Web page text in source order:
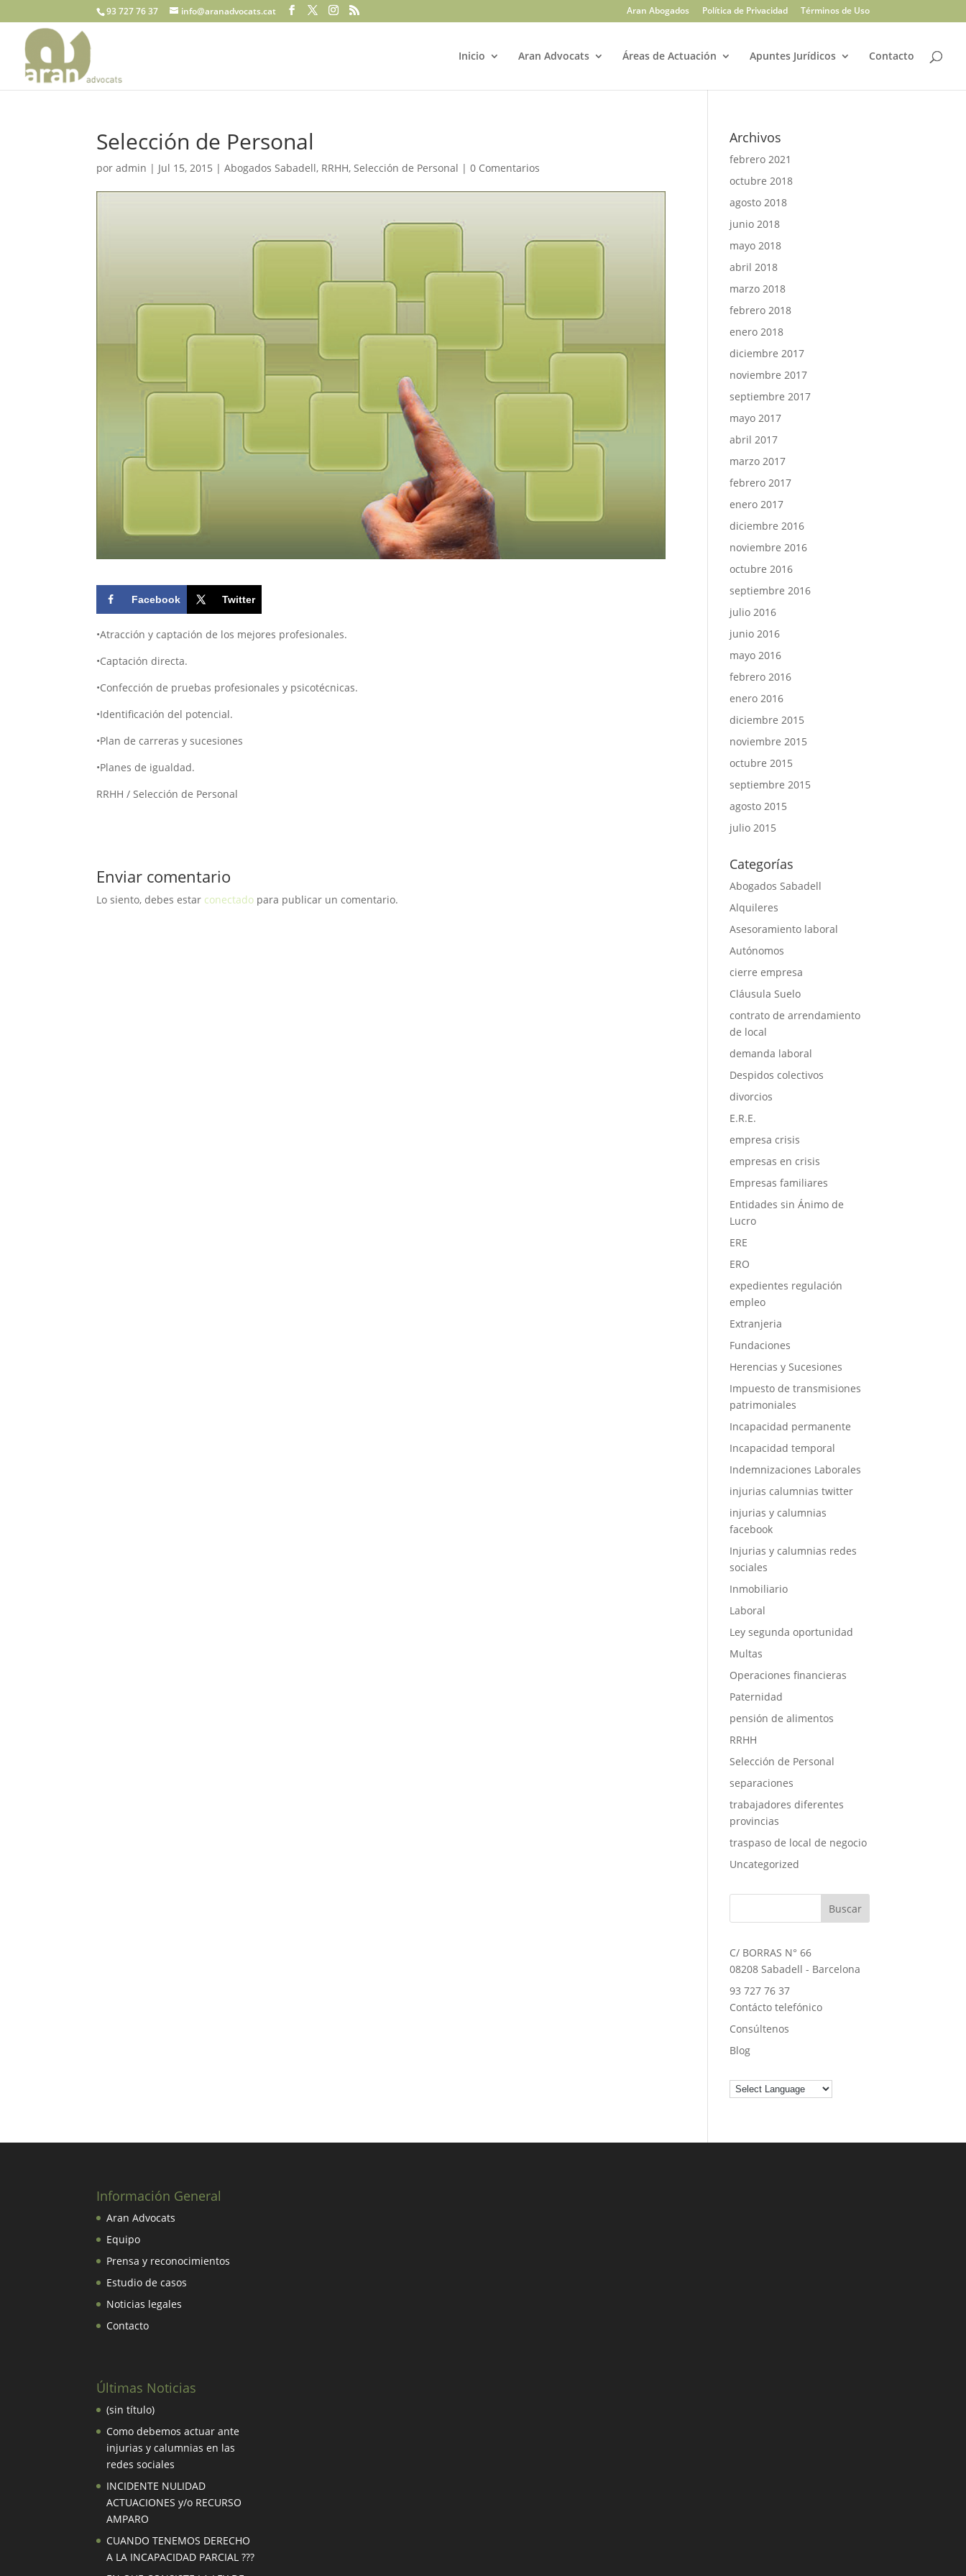
93 727 76 37 info@aranadvocats.cat Aran Abogados Política de Privacidad Términos de Uso
Inicio Aran Advocats Áreas de Actuación Apuntes Jurídicos Contacto
Selección de Personal
poradmin | Jul 15, 2015 |Abogados Sabadell, RRHH,Selección de Personal |0 Comentarios
Facebook Twitter
•Atracción y captación de los mejores profesionales.
•Captación directa.
•Confección de pruebas profesionales y psicotécnicas.
•Identificación del potencial.
•Plan de carreras y sucesiones
•Planes de igualdad.
RRHH / Selección de Personal
Enviar comentario
Lo siento, debes estar conectado para publicar un comentario.
Archivos
febrero 2021
octubre 2018
agosto 2018
junio 2018
mayo 2018
abril 2018
marzo 2018
febrero 2018
enero 2018
diciembre 2017
noviembre 2017
septiembre 2017
mayo 2017
abril 2017
marzo 2017
febrero 2017
enero 2017
diciembre 2016
noviembre 2016
octubre 2016
septiembre 2016
julio 2016
junio 2016
mayo 2016
febrero 2016
enero 2016
diciembre 2015
noviembre 2015
octubre 2015
septiembre 2015
agosto 2015
julio 2015
Categorías
Abogados Sabadell
Alquileres
Asesoramiento laboral
Autónomos
cierre empresa
Cláusula Suelo
contrato de arrendamiento
de local
demanda laboral
Despidos colectivos
divorcios
E.R.E.
empresa crisis
empresas en crisis
Empresas familiares
Entidades sin Ánimo de
Lucro
ERE
ERO
expedientes regulación
empleo
Extranjeria
Fundaciones
Herencias y Sucesiones
Impuesto de transmisiones
patrimoniales
Incapacidad permanente
Incapacidad temporal
Indemnizaciones Laborales
injurias calumnias twitter
injurias y calumnias
facebook
Injurias y calumnias redes
sociales
Inmobiliario
Laboral
Ley segunda oportunidad
Multas
Operaciones financieras
Paternidad
pensión de alimentos
RRHH
Selección de Personal
separaciones
trabajadores diferentes
provincias
traspaso de local de negocio
Uncategorized
C/ BORRAS N° 66
08208 Sabadell - Barcelona
93 727 76 37
Contácto telefónico
Consúltenos
Blog
Información General
Aran Advocats
Equipo
Prensa y reconocimientos
Estudio de casos
Noticias legales
Contacto
Últimas Noticias
(sin título)
Como debemos actuar ante
injurias y calumnias en las
redes sociales
INCIDENTE NULIDAD
ACTUACIONES y/o RECURSO
AMPARO
CUANDO TENEMOS DERECHO
A LA INCAPACIDAD PARCIAL ???